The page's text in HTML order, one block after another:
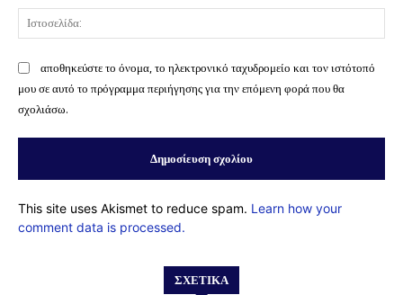
αποθηκεύστε το όνομα, το ηλεκτρονικό ταχυδρομείο και τον ιστότοπό
μου σε αυτό το πρόγραμμα περιήγησης για την επόμενη φορά που θα
σχολιάσω.
This site uses Akismet to reduce spam. Learn how your
comment data is processed.
ΣΧΕΤΙΚΆ